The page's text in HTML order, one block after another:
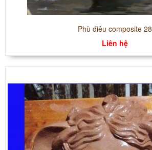
Phù điêu composite 28
Liên hệ